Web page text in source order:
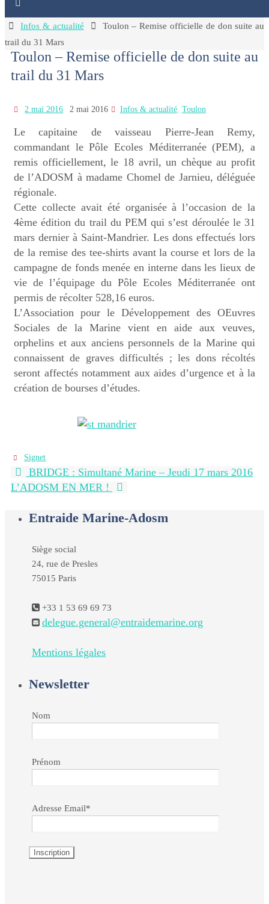
HomeInfos & actualité
Toulon – Remise officielle de don suite au
trail du 31 Mars
Toulon – Remise officielle de don suite au
trail du 31 Mars
2 mai 2016 2 mai 2016 Infos & actualité, Toulon
Le capitaine de vaisseau Pierre-Jean Remy,
commandant le Pôle Ecoles Méditerranée (PEM), a
remis officiellement, le 18 avril, un chèque au profit
de l’ADOSM à madame Chomel de Jarnieu, déléguée
régionale.
Cette collecte avait été organisée à l’occasion de la
4ème édition du trail du PEM qui s’est déroulée le 31
mars dernier à Saint-Mandrier. Les dons effectués lors
de la remise des tee-shirts avant la course et lors de la
campagne de fonds menée en interne dans les lieux de
vie de l’équipage du Pôle Ecoles Méditerranée ont
permis de récolter 528,16 euros.
L’Association pour le Développement des OEuvres
Sociales de la Marine vient en aide aux veuves,
orphelins et aux anciens personnels de la Marine qui
connaissent de graves difficultés ; les dons récoltés
seront affectés notamment aux aides d’urgence et à la
création de bourses d’études.
Signet.
BRIDGE : Simultané Marine – Jeudi 17 mars 2016
L’ADOSM EN MER !
Entraide Marine-Adosm
Siège social
24, rue de Presles
75015 Paris
+33 1 53 69 69 73
delegue.general@entraidemarine.org
Mentions légales
Newsletter
Nom
Prénom
Adresse Email*